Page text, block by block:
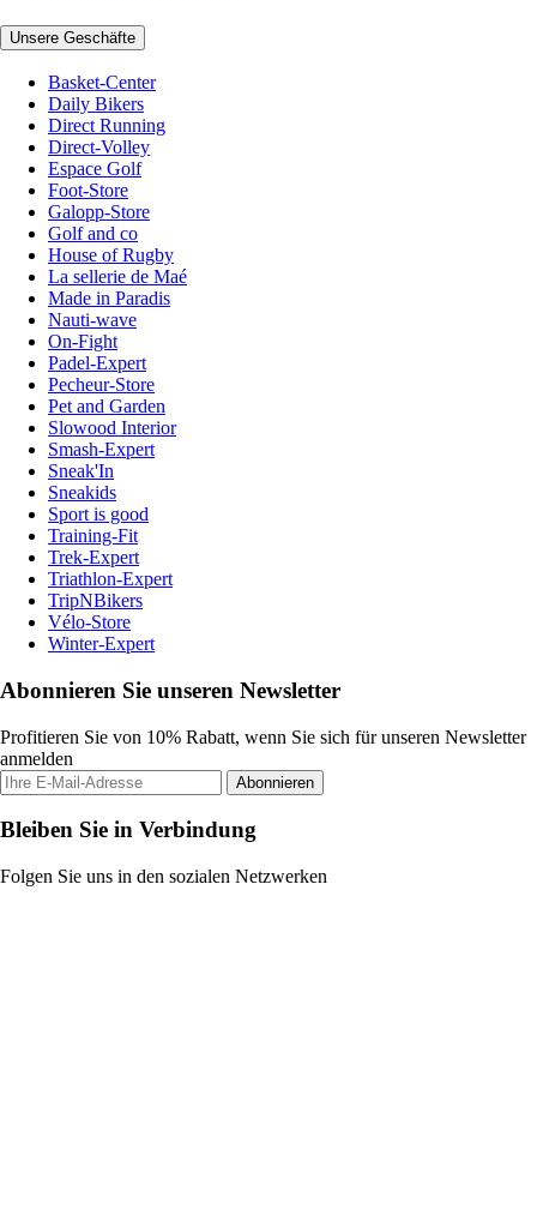
Unsere Geschäfte
Basket-Center
Daily Bikers
Direct Running
Direct-Volley
Espace Golf
Foot-Store
Galopp-Store
Golf and co
House of Rugby
La sellerie de Maé
Made in Paradis
Nauti-wave
On-Fight
Padel-Expert
Pecheur-Store
Pet and Garden
Slowood Interior
Smash-Expert
Sneak'In
Sneakids
Sport is good
Training-Fit
Trek-Expert
Triathlon-Expert
TripNBikers
Vélo-Store
Winter-Expert
Abonnieren Sie unseren Newsletter
Profitieren Sie von 10% Rabatt, wenn Sie sich für unseren Newsletter
anmelden
Abonnieren
Bleiben Sie in Verbindung
Folgen Sie uns in den sozialen Netzwerken